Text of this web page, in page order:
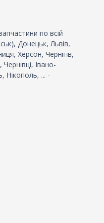
по всій
Донецьк, Львів,
Херсон, Чернігів,
Івано-
Нікополь, ... -